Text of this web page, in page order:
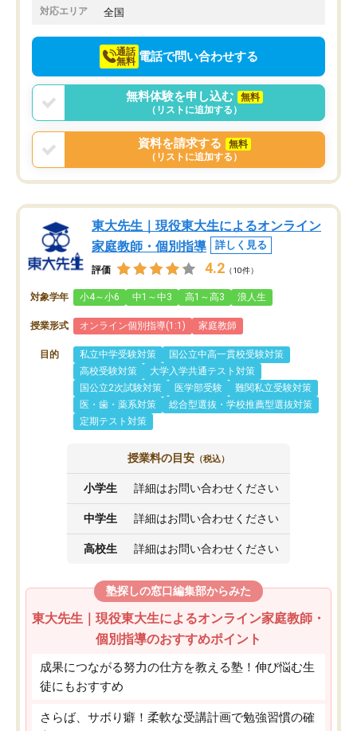
でお願いしました。来年の高校受験に
対応エリア 全国
通話
無料 電話で問い合わせする
無料体験を申し込む
無料
（リストに追加する）
資料を請求する
無料
（リストに追加する）
東大先生｜現役東大生によるオンライン
家庭教師・個別指導
詳しく見る
評価 4.2 （10件）
対象学年 小4～小6 中1～中3 高1～高3 浪人生
授業形式 オンライン個別指導(1:1) 家庭教師
目的 私立中学受験対策
国公立中高一貫校受験対策
高校受験対策
大学入学共通テスト対策
国公立2次試験対策
医学部受験
難関私立受験対策
医・歯・薬系対策
総合型選抜・学校推薦型選抜対策
定期テスト対策
授業料の目安 （税込）
小学生 詳細はお問い合わせください
中学生 詳細はお問い合わせください
高校生 詳細はお問い合わせください
塾探しの窓口編集部からみた
東大先生｜現役東大生によるオンライン家庭教師・
個別指導のおすすめポイント
成果につながる努力の仕方を教える塾！伸び悩む生
徒にもおすすめ
さらば、サボり癖！柔軟な受講計画で勉強習慣の確